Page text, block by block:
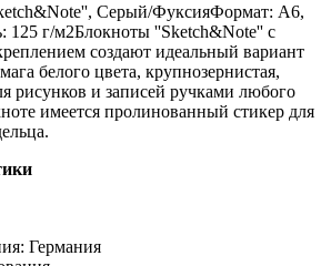
Серый/ФуксияФормат: А6,
125 г/м2Блокноты ''Sketch&Note'' с
создают идеальный вариант
белого цвета, крупнозернистая,
рисунков и записей ручками любого
имеется пролинованный стикер для
Германия